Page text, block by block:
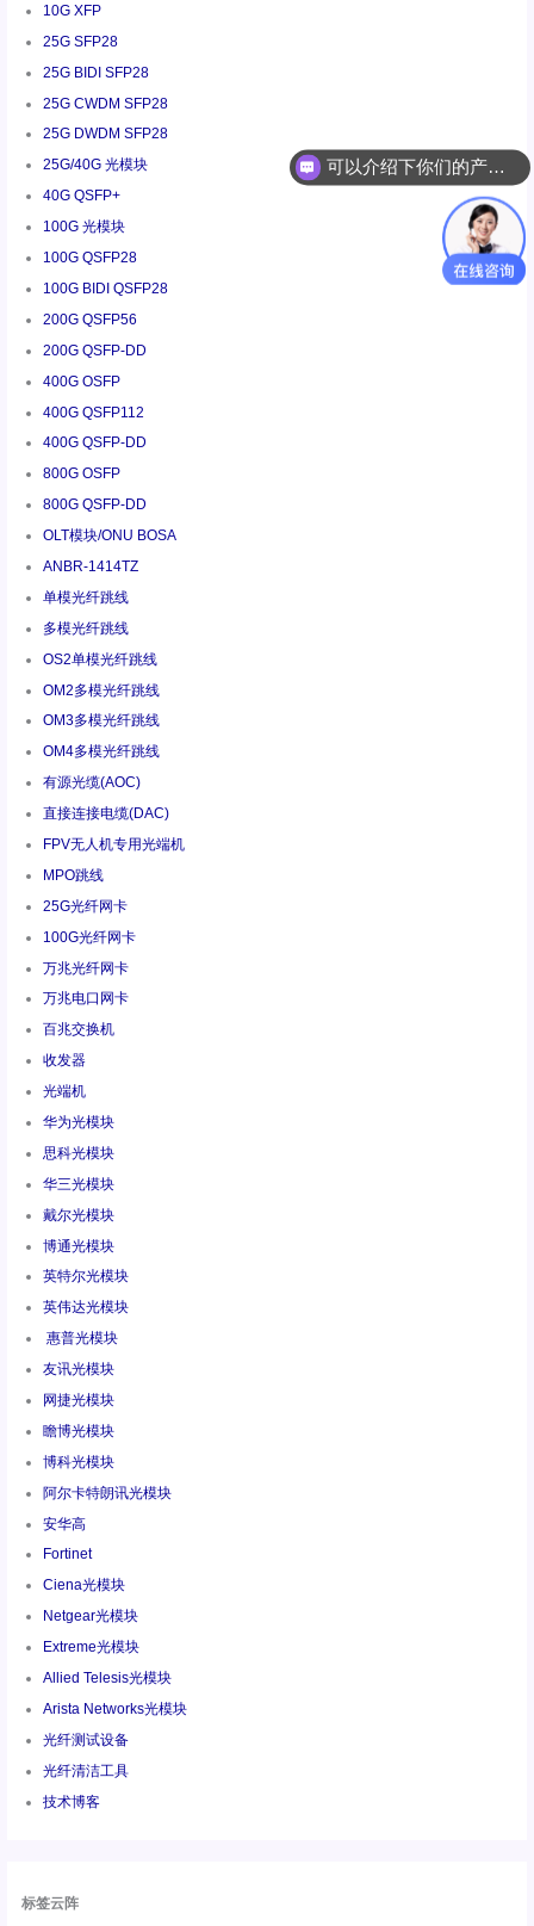
10G XFP
25G SFP28
25G BIDI SFP28
25G CWDM SFP28
25G DWDM SFP28
25G/40G 光模块
40G QSFP+
100G 光模块
100G QSFP28
100G BIDI QSFP28
200G QSFP56
200G QSFP-DD
400G OSFP
400G QSFP112
400G QSFP-DD
800G OSFP
800G QSFP-DD
OLT模块/ONU BOSA
ANBR-1414TZ
单模光纤跳线
多模光纤跳线
OS2单模光纤跳线
OM2多模光纤跳线
OM3多模光纤跳线
OM4多模光纤跳线
有源光缆(AOC)
直接连接电缆(DAC)
FPV无人机专用光端机
MPO跳线
25G光纤网卡
100G光纤网卡
万兆光纤网卡
万兆电口网卡
百兆交换机
收发器
光端机
华为光模块
思科光模块
华三光模块
戴尔光模块
博通光模块
英特尔光模块
英伟达光模块
惠普光模块
友讯光模块
网捷光模块
瞻博光模块
博科光模块
阿尔卡特朗讯光模块
安华高
Fortinet
Ciena光模块
Netgear光模块
Extreme光模块
Allied Telesis光模块
Arista Networks光模块
光纤测试设备
光纤清洁工具
技术博客
标签云阵
你们是怎么收费的呢